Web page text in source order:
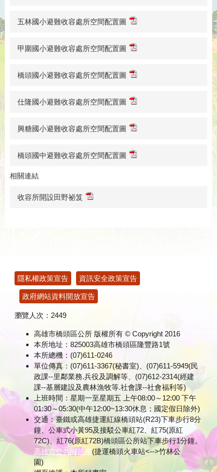
五林國小避難收容處所空間配置圖
甲圍國小避難收容處所空間配置圖
橋頭國小避難收容處所空間配置圖
仕隆國小避難收容處所空間配置圖
興糖國小避難收容處所空間配置圖
橋頭國中避難收容處所空間配置圖
相關連結
收容所開設田野祕笈
隱私權政策宣告
資訊安全政策宣告
政府網站資料開放宣告
瀏覽人次： 2449
高雄市橋頭區公所 版權所有 © Copyright 2016
本所地址：825003高雄市橋頭區隆豐路1號
本所總機：(07)611-0246
單位傳真：(07)611-3367(秘書室)、(07)611-5949(民
政課--里鄰業務.兵役及調解等、(07)612-2314(經建
課--基層建設及農林漁牧等.社會課--社會福利等)
上班時間：星期一至星期五 上午08:00～12:00 下午
01:30～05:30(中午12:00~13:30休息；國定假日除外)
交通：臺鐵或高雄捷運紅線橋頭站(R23)下車步行8分
鐘、公車式小黃95及接駁公車紅72、紅75(原紅
72C)、紅76(原紅72B)橋頭區公所站下車步行1分鐘。
高雄市公共腳踏車(捷運橋頭火車站<-->竹林公
園)